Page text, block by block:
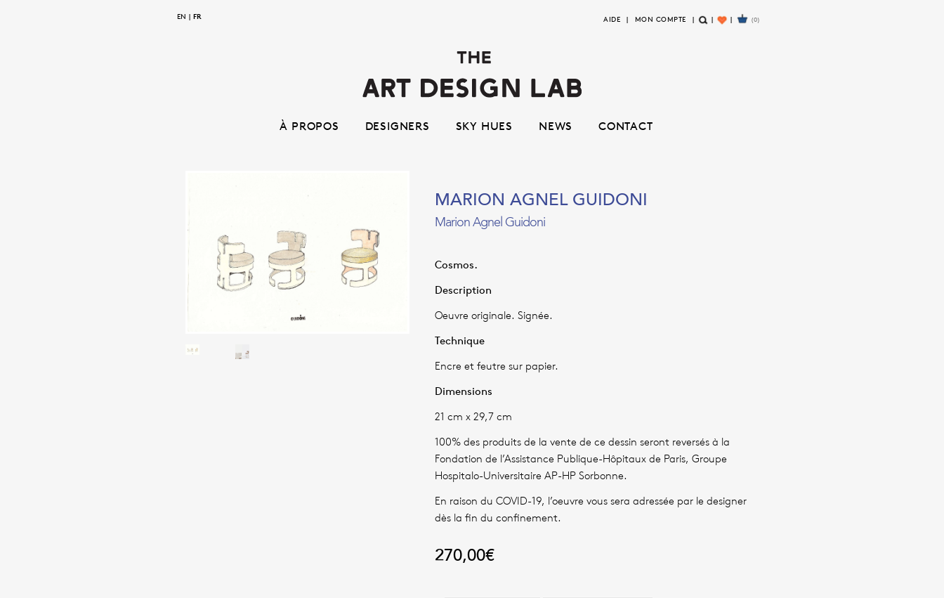
la
contenu
(0)
AIDE
MON COMPTE
R
W
EN FR
À PROPOS DESIGNERS SKY HUES NEWS CONTACT
MARION AGNEL GUIDONI
Marion Agnel Guidoni
Cosmos.
Description
Oeuvre originale. Signée.
Technique
Encre et feutre sur papier.
Dimensions
21 cm x 29,7 cm
100% des produits de la vente de ce dessin seront reversés à la
Fondation de l’Assistance Publique-Hôpitaux de Paris, Groupe
Hospitalo-Universitaire AP-HP Sorbonne.
En raison du COVID-19, l’oeuvre vous sera adressée par le designer
dès la fin du confinement.
270,00€